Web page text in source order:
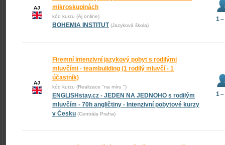
AJ
mikroskupinách
kód kurzu (Aj online)
BOHEMIA INSTITUT (Jazyková škola)
1
AJ
Firemní intenzivní jazykový pobyt s rodilými
mluvčími - teambuilding (1 rodilý mluvčí - 1
účastník)
kód kurzu (Realizace "na míru ")
ENGLISHstay.cz - JEDEN NA JEDNOHO s rodilým
mluvčím - 70h angličtiny - Intenzivní pobytové kurzy
v Česku (Centrála Praha)
1